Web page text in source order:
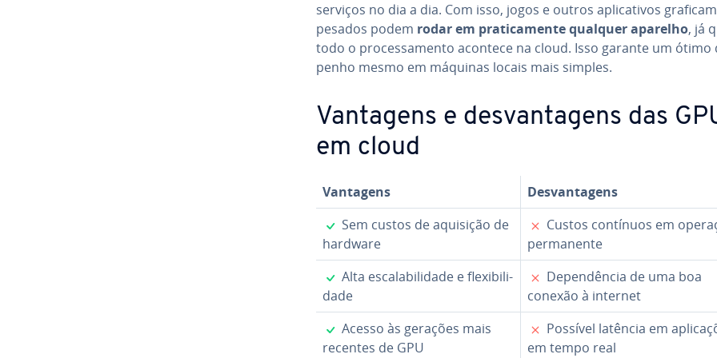
serviços no dia a dia. Com isso, jogos e outros apli­ca­ti­vos
pesados podem rodar em pra­ti­ca­mente qualquer aparelho, já
todo o pro­ces­sa­mento acontece na cloud. Isso garante um
pe­nho mesmo em máquinas locais mais simples.
Vantagens e des­van­ta­gens das
em cloud
Vantagens
Des­van­ta­gens
✓
Sem custos de aquisição de
hardware
✗
Custos contínuos em
per­ma­nente
✓
Alta es­ca­la­bi­li­dade e fle­xi­bi­li­
dade
✗
De­pen­dên­cia de uma boa
conexão à internet
✓
Acesso às gerações mais
recentes de GPU
✗
Possível latência em
em tempo real